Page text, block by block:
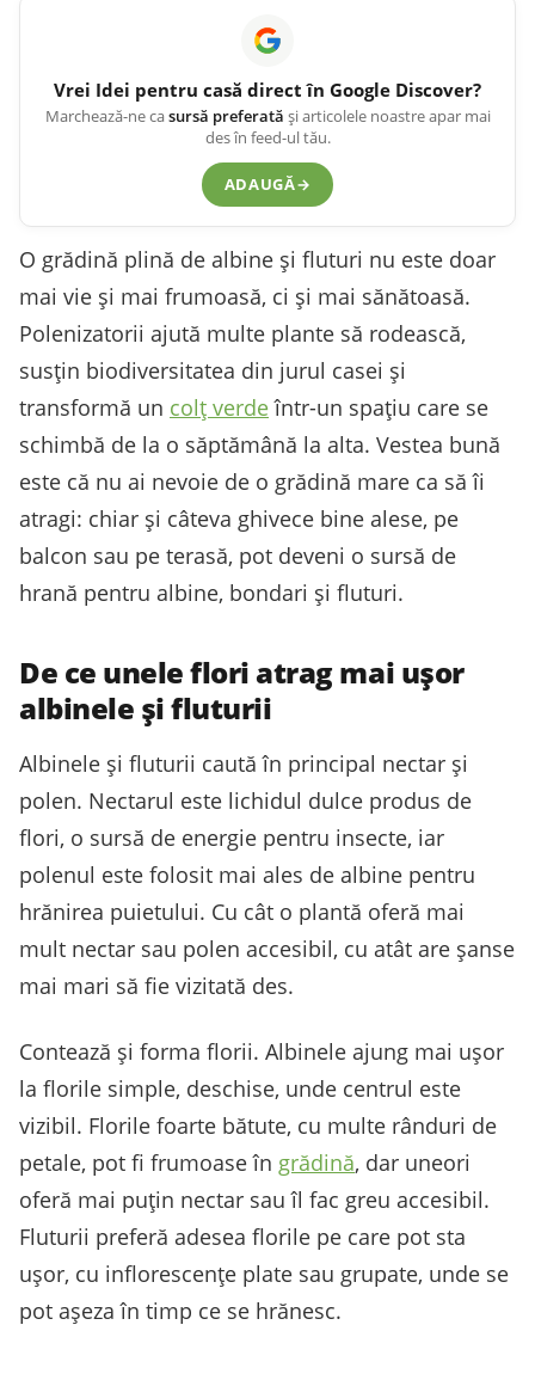
Vrei Idei pentru casă direct în Google Discover?
Marchează-ne casursă preferată și articolele noastre apar mai
des în feed-ul tău.
ADAUGĂ→
O grădină plină de albine și fluturi nu este doar
mai vie și mai frumoasă, ci și mai sănătoasă.
Polenizatorii ajută multe plante să rodească,
susțin biodiversitatea din jurul casei și
transformă un colț verdeîntr-un spațiu care se
schimbă de la o săptămână la alta. Vestea bună
este că nu ai nevoie de o grădină mare ca să îi
atragi: chiar și câteva ghivece bine alese, pe
balcon sau pe terasă, pot deveni o sursă de
hrană pentru albine, bondari și fluturi.
De ce unele flori atrag mai ușor
albinele și fluturii
Albinele și fluturii caută în principal nectar și
polen. Nectarul este lichidul dulce produs de
flori, o sursă de energie pentru insecte, iar
polenul este folosit mai ales de albine pentru
hrănirea puietului. Cu cât o plantă oferă mai
mult nectar sau polen accesibil, cu atât are șanse
mai mari să fie vizitată des.
Contează și forma florii. Albinele ajung mai ușor
la florile simple, deschise, unde centrul este
vizibil. Florile foarte bătute, cu multe rânduri de
petale, pot fi frumoase în grădină, dar uneori
oferă mai puțin nectar sau îl fac greu accesibil.
Fluturii preferă adesea florile pe care pot sta
ușor, cu inflorescențe plate sau grupate, unde se
pot așeza în timp ce se hrănesc.